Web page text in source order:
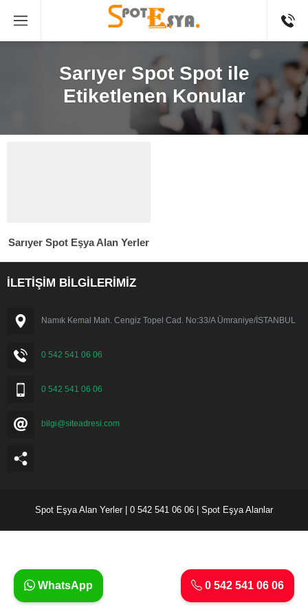
Sarıyer Spot Spot ile
Etiketlenen Konular
Sarıyer Spot Eşya Alan Yerler
İLETİŞİM BİLGİLERİMİZ
Namık Kemal Mah. Cengiz Topel Cad. No:33/A Ümraniye/İSTANBUL
0 542 541 06 06
0 542 541 06 06
bilgi@siteadresi.com
Spot Eşya Alan Yerler | 0 542 541 06 06 | Spot Eşya Alanlar
0 542 541 06 06
WhatsApp